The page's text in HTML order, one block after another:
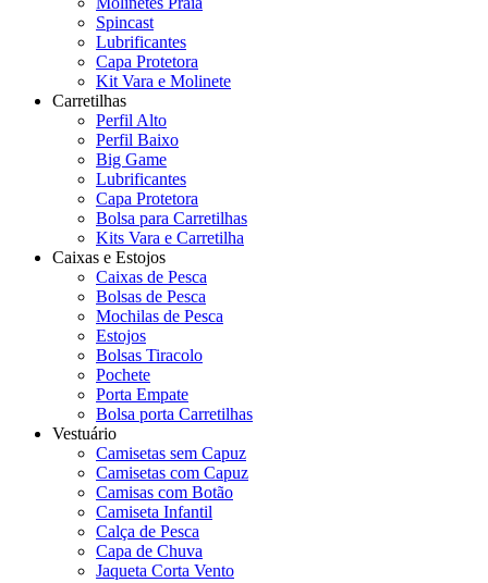
Spincast
Lubrificantes
Capa Protetora
Kit Vara e Molinete
Carretilhas
Perfil Alto
Perfil Baixo
Big Game
Lubrificantes
Capa Protetora
Bolsa para Carretilhas
Kits Vara e Carretilha
Caixas e Estojos
Caixas de Pesca
Bolsas de Pesca
Mochilas de Pesca
Estojos
Bolsas Tiracolo
Pochete
Porta Empate
Bolsa porta Carretilhas
Vestuário
Camisetas sem Capuz
Camisetas com Capuz
Camisas com Botão
Camiseta Infantil
Calça de Pesca
Capa de Chuva
Jaqueta Corta Vento